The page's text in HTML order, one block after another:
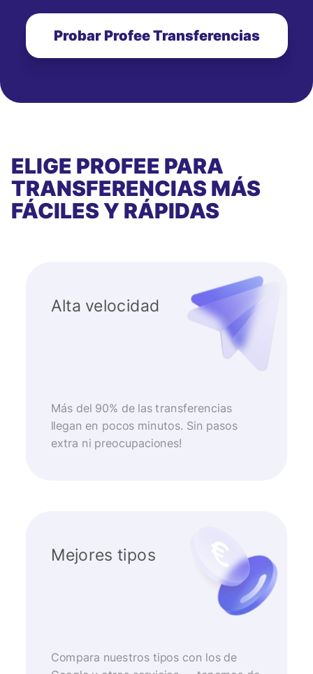
Probar Profee Transferencias
ELIGE PROFEE PARA
TRANSFERENCIAS MÁS
FÁCILES Y RÁPIDAS
Alta velocidad
Más del 90% de las transferencias
llegan en pocos minutos. Sin pasos
extra ni preocupaciones!
Mejores tipos
Compara nuestros tipos con los de